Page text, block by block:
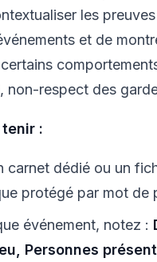
les
et de
non-respect des
:
carnet dédié ou un
protégé par mot de
événement, notez :
Personnes